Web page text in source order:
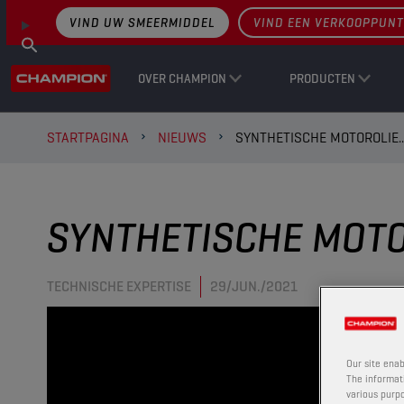
OVER CHAMPION PRODUCTEN
VIND UW SMEERMIDDEL VIND EEN VERKOOPPUNT
STARTPAGINA NIEUWS SYNTHETISCHE
SYNTHETISCHE
TECHNISCHE EXPERTISE 29/JUN./2021
Our site
The
various